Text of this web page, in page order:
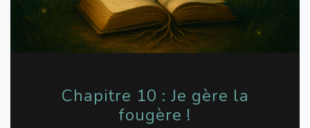
Chapitre 10 : Je gère la
fougère !